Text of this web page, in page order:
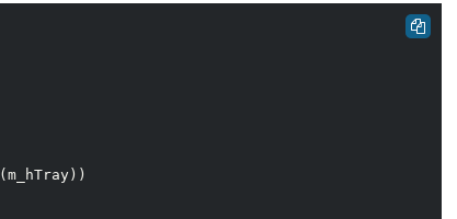
(m_hTray))